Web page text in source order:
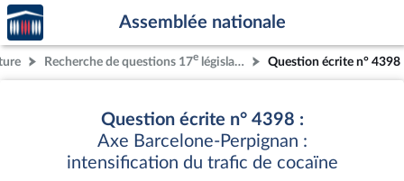
Aller au contenu
Aller en bas de la page
Accèder
à la
page
d'accueil
Assemblée nationale
Recherche de questions 17e législature Question écrite n° 4398
Question écrite n° 4398 :
Axe Barcelone-Perpignan :
intensification du trafic de cocaïne